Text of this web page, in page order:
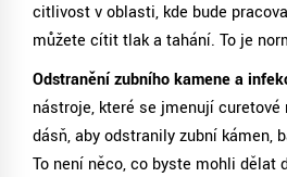
citlivost v oblasti, kde bude
můžete cítit tlak a tahání. To je
Odstranění zubního kamene a
nástroje, které se jmenují curetové
dásň, aby odstranily zubní kámen,
To není něco, co byste mohli dělat